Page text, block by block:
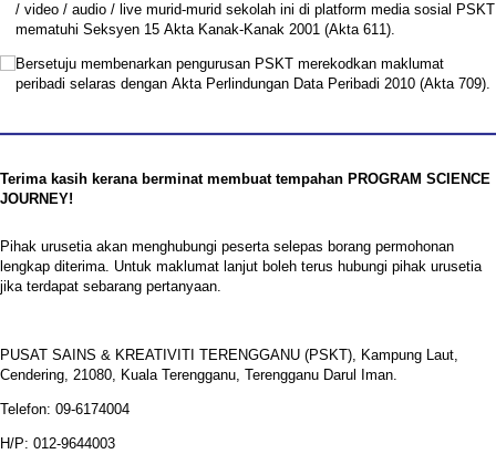
/​ video /​ audio /​ live murid-murid sekolah ini di platform media sosial PSKT
mematuhi Seksyen 15 Akta Kanak-Kanak 2001 (Akta 611).
Bersetuju membenarkan pengurusan PSKT merekodkan maklumat
peribadi selaras dengan Akta Perlindungan Data Peribadi 2010 (Akta 709).
Terima kasih kerana berminat membuat tempahan PROGRAM SCIENCE
JOURNEY!
Pihak urusetia akan menghubungi peserta selepas borang permohonan
lengkap diterima. Untuk maklumat lanjut boleh terus hubungi pihak urusetia
jika terdapat sebarang pertanyaan.
PUSAT SAINS & KREATIVITI TERENGGANU (PSKT), Kampung Laut,
Cendering, 21080, Kuala Terengganu, Terengganu Darul Iman.
Telefon: 09-6174004
H/P: 012-9644003